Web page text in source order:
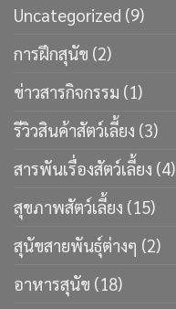
Uncategorized (9)
การฝึกสุนัข (2)
ข่าวสารกิจกรรม (1)
รีวิวสินค้าสัตว์เลี้ยง (3)
สารพันเรื่องสัตว์เลี้ยง (4)
สุขภาพสัตว์เลี้ยง (15)
สุนัขสายพันธ์ุต่างๆ (2)
อาหารสุนัข (18)